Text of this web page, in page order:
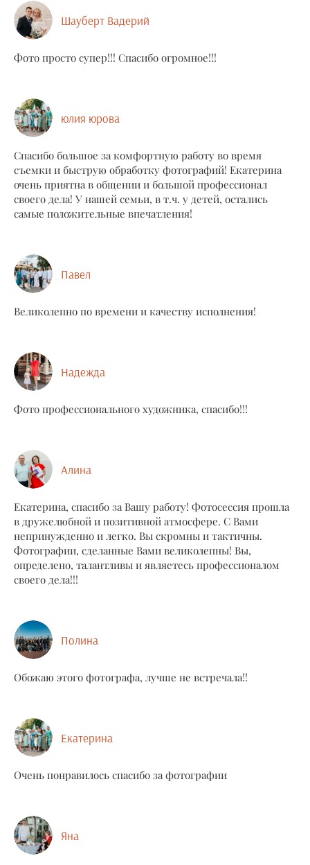
Шауберт Вадерий
Фото просто супер!!! Спасибо огромное!!!
юлия юрова
Спасибо большое за комфортную работу во время
съемки и быструю обработку фотографий! Екатерина
очень приятна в общении и большой профессионал
своего дела! У нашей семьи, в т.ч. у детей, остались
самые положительные впечатления!
Павел
Великолепно по времени и качеству исполнения!
Надежда
Фото профессионального художника, спасибо!!!
Алина
Екатерина, спасибо за Вашу работу! Фотосессия прошла
в дружелюбной и позитивной атмосфере. С Вами
непринужденно и легко. Вы скромны и тактичны.
Фотографии, сделанные Вами великолепны! Вы,
определено, талантливы и являетесь профессионалом
своего дела!!!
Полина
Обожаю этого фотографа, лучше не встречала!!
Екатерина
Очень понравилось спасибо за фотографии
Яна